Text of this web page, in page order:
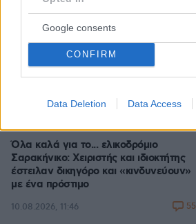
Google consents
CONFIRM
Data Deletion Data Access
Τη Υπερμάχω: Η νύχτα του Αυγούστου
πριν από 1.400 χρόνια, που γέννησε
τον Ακάθιστο Ύμνο
Όλα καλά για το... ελικοδρόμιο
Σαρακήνικο: Χειριστής και ιδιοκτήτης
έστειλαν δικηγόρο και «κινδυνεύουν»
με ένα πρόστιμο
10.08.2026, 11:46 55